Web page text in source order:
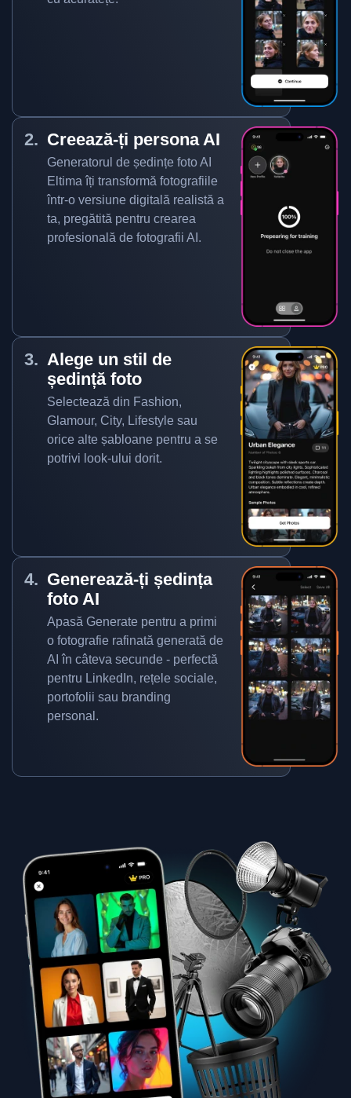
Creează-ți persona AI
Generatorul de ședințe foto AI
Eltima îți transformă fotografiile
într-o versiune digitală realistă a
ta, pregătită pentru crearea
profesională de fotografii AI.
Alege un stil de
ședință foto
Selectează din Fashion,
Glamour, City, Lifestyle sau
orice alte șabloane pentru a se
potrivi look-ului dorit.
Generează-ți ședința
foto AI
Apasă Generate pentru a primi
o fotografie rafinată generată de
AI în câteva secunde - perfectă
pentru LinkedIn, rețele sociale,
portofolii sau branding
personal.